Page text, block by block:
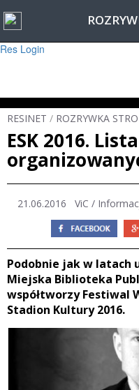
Warning
: session_start():
Res Login
RESINET / ROZRYWKA
ESK 2016.
21.06.2016 ViC /
Podobnie jak w latach
Miejska Biblioteka
współtworzy Festiwal
Stadion Kultury 2016.